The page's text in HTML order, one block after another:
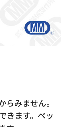
みません。
きます。ペッ